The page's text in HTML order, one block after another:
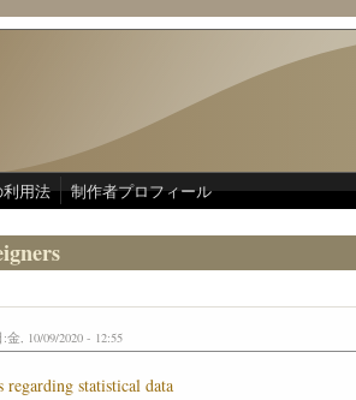
用法 制作者プロフィール
, 10/09/2020 - 12:55
regarding statistical data